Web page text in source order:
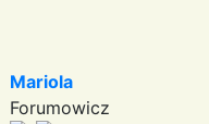
Mariola
Forumowicz